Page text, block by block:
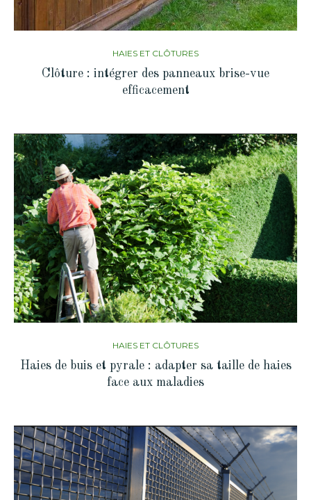
HAIES ET CLÔTURES
Clôture : intégrer des panneaux brise-vue
efficacement
HAIES ET CLÔTURES
Haies de buis et pyrale : adapter sa taille de haies
face aux maladies